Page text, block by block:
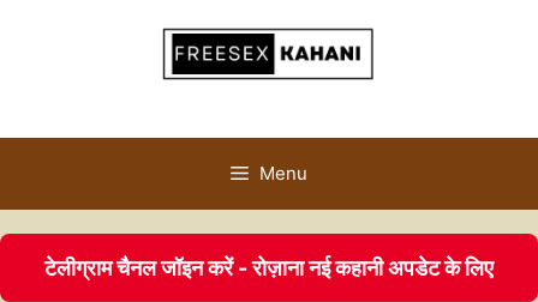
Menu
टेलीग्राम चैनल जॉइन करें - रोज़ाना नई कहानी अपडेट के लिए